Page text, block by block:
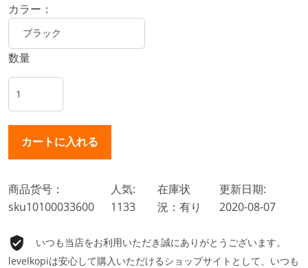
カラー：
数量
商品货号：
sku10100033600
人気:
1133
在庫状
況：有り
更新日期:
2020-08-07
いつも当店をお利用いただき誠にありがとうございます。
levelkopiは安心して購入いただけるショップサイトとして、いつも